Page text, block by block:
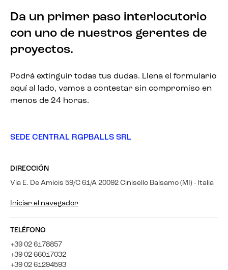
Da un primer paso interlocutorio
con uno de nuestros gerentes de
proyectos.
Podrá extinguir todas tus dudas. Llena el formulario
aquí al lado, vamos a contestar sin compromiso en
menos de 24 horas.
SEDE CENTRAL RGPBALLS SRL
DIRECCIÓN
Via E. De Amicis 59/C 61/A 20092 Cinisello Balsamo (MI) - Italia
Iniciar el navegador
TELÉFONO
+39 02 6178857
+39 02 66017032
+39 02 61294593